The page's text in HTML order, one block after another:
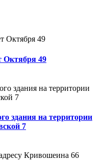
Октября 49
здания на территории
7